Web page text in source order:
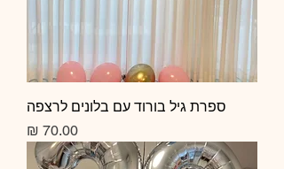
ספרת גיל בורוד עם בלונים לרצפה
מחיר